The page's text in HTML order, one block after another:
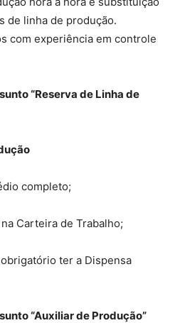
de linha de produção.
com experiência em controle
“Reserva de Linha de
completo;
Carteira de Trabalho;
obrigatório ter a Dispensa
“Auxiliar de Produção”